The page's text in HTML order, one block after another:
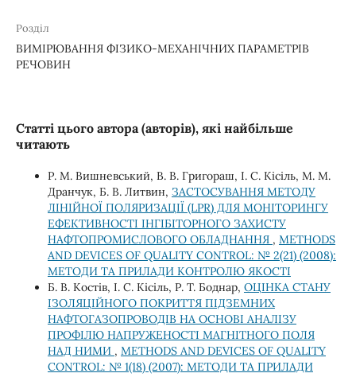
Розділ
ВИМІРЮВАННЯ ФІЗИКО-МЕХАНІЧНИХ ПАРАМЕТРІВ
РЕЧОВИН
Статті цього автора (авторів), які найбільше
читають
Р. М. Вишневський, В. В. Григораш, І. С. Кісіль, М. М.
Дранчук, Б. В. Литвин, ЗАСТОСУВАННЯ МЕТОДУ
ЛІНІЙНОЇ ПОЛЯРИЗАЦІЇ (LPR) ДЛЯ МОНІТОРИНГУ
ЕФЕКТИВНОСТІ ІНГІБІТОРНОГО ЗАХИСТУ
НАФТОПРОМИСЛОВОГО ОБЛАДНАННЯ , METHODS
AND DEVICES OF QUALITY CONTROL: № 2(21) (2008):
МЕТОДИ ТА ПРИЛАДИ КОНТРОЛЮ ЯКОСТІ
Б. В. Костів, І. С. Кісіль, Р. Т. Боднар, ОЦІНКА СТАНУ
ІЗОЛЯЦІЙНОГО ПОКРИТТЯ ПІДЗЕМНИХ
НАФТОГАЗОПРОВОДІВ НА ОСНОВІ АНАЛІЗУ
ПРОФІЛЮ НАПРУЖЕНОСТІ МАГНІТНОГО ПОЛЯ
НАД НИМИ , METHODS AND DEVICES OF QUALITY
CONTROL: № 1(18) (2007): МЕТОДИ ТА ПРИЛАДИ